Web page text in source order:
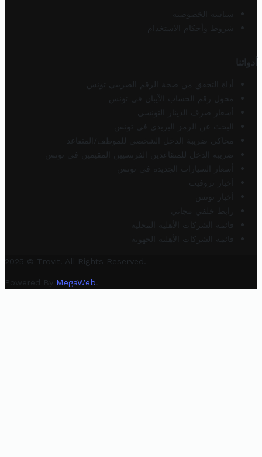
سياسة الخصوصية
شروط وأحكام الاستخدام
أدواتنا
أداة التحقق من صحة الرقم الضريبي تونس
محول رقم الحساب الآيبان في تونس
أسعار صرف الدينار التونسي
البحث عن الرمز البريدي في تونس
محاكي ضريبة الدخل الشخصي للموظف/المتقاعد
ضريبة الدخل للمتقاعدين الفرنسيين المقيمين في تونس
أسعار السيارات الجديدة في تونس
أخبار تروفيت
أخبار تونس
رابط خلفي مجاني
قائمة الشركات الأهلية المحلية
قائمة الشركات الأهلية الجهوية
2025 © Trovit. All Rights Reserved.
Powered By MegaWeb